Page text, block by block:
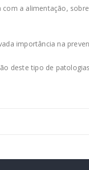
a alimentação,
importância na
deste tipo de